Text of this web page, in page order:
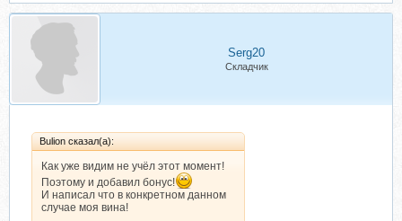
Serg20
Складчик
Bulion сказал(а):
Как уже видим не учёл этот момент!
Поэтому и добавил бонус!
И написал что в конкретном данном
случае моя вина!